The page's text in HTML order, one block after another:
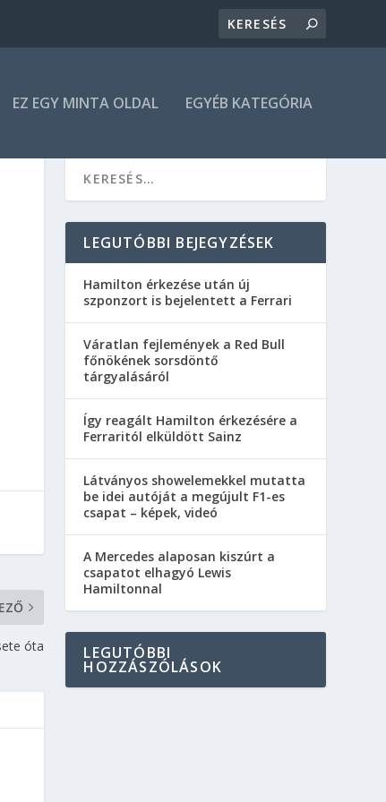
EZ EGY MINTA OLDAL EGYÉB KATEGÓRIA
óta
LEGUTÓBBI BEJEGYZÉSEK
Hamilton érkezése után új
szponzort is bejelentett a Ferrari
Váratlan fejlemények a Red Bull
főnökének sorsdöntő
tárgyalásáról
Így reagált Hamilton érkezésére a
Ferraritól elküldött Sainz
Látványos showelemekkel mutatta
be idei autóját a megújult F1-es
csapat – képek, videó
A Mercedes alaposan kiszúrt a
csapatot elhagyó Lewis
Hamiltonnal
LEGUTÓBBI
HOZZÁSZÓLÁSOK